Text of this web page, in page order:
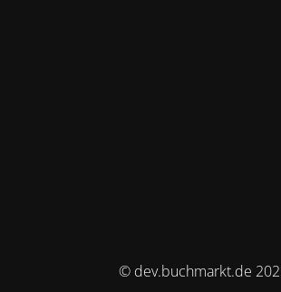
© dev.buchmarkt.de